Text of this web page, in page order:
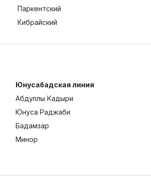
Паркентский
Кибрайский
Юнусабадская линия
Абдуллы Кадыри
Юнуса Раджаби
Бадамзар
Минор